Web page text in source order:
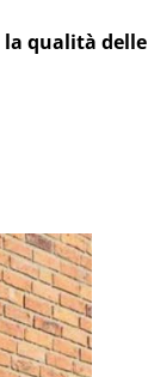
la qualità delle